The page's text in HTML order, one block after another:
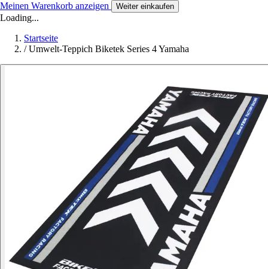
Meinen Warenkorb anzeigen Weiter einkaufen
Loading...
Startseite
/ Umwelt-Teppich Biketek Series 4 Yamaha